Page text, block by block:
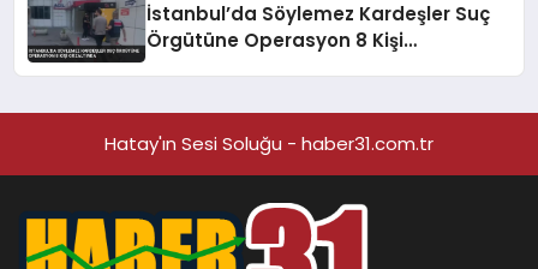
İstanbul’da Söylemez Kardeşler Suç
Örgütüne Operasyon 8 Kişi
Hatay'ın Sesi Soluğu - haber31.com.tr